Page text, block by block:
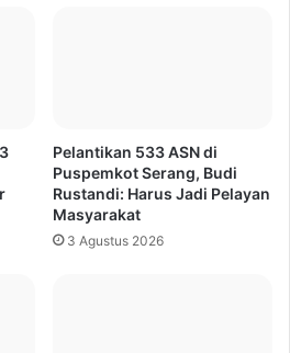
Pelantikan 533 ASN di
Puspemkot Serang, Budi
Rustandi: Harus Jadi Pelayan
Masyarakat
3 Agustus 2026